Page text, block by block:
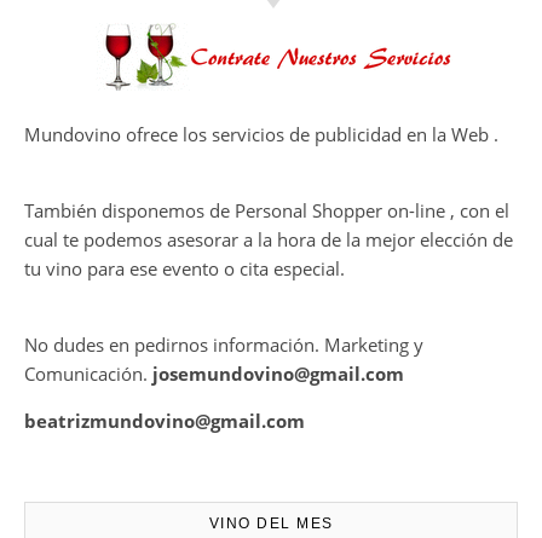
Mundovino ofrece los servicios de publicidad en la Web .
También disponemos de Personal Shopper on-line , con el
cual te podemos asesorar a la hora de la mejor elección de
tu vino para ese evento o cita especial.
No dudes en pedirnos información. Marketing y
Comunicación. josemundovino@gmail.com
beatrizmundovino@gmail.com
VINO DEL MES